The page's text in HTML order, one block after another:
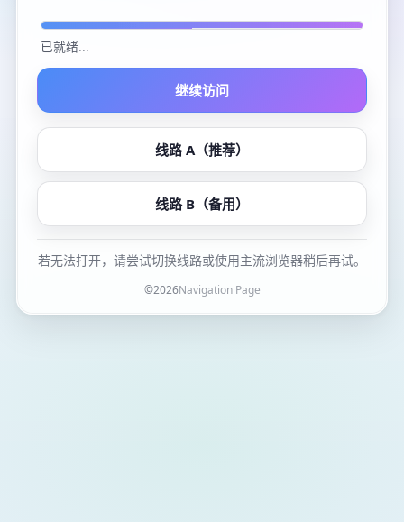
已就绪...
继续访问
线路 A（推荐）
线路 B（备用）
若无法打开，请尝试切换线路或使用主流浏览器稍后再试。
©2026Navigation Page